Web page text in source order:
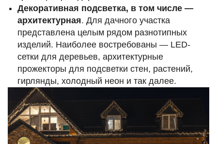
Декоративная подсветка, в том числе —
архитектурная. Для дачного участка
представлена целым рядом разнотипных
изделий. Наиболее востребованы — LED-
сетки для деревьев, архитектурные
прожекторы для подсветки стен, растений,
гирлянды, холодный неон и так далее.